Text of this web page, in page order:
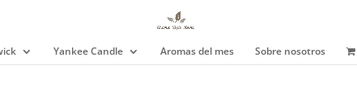
Yankee Candle Aromas del mes Sobre nosotros